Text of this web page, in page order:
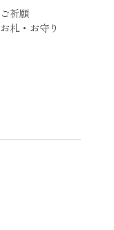
ご祈願
お札・お守り